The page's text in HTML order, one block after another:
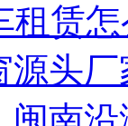
租赁
源头